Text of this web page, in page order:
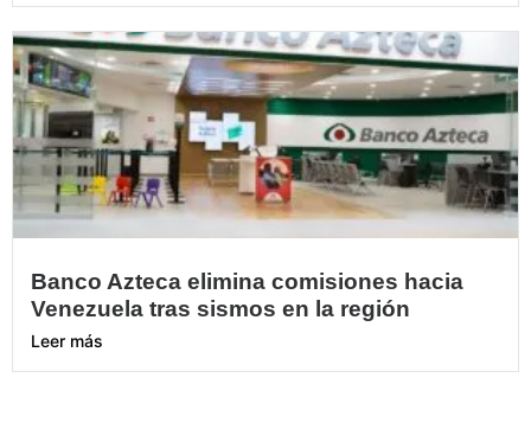
Banco Azteca elimina comisiones hacia
Venezuela tras sismos en la región
Leer más